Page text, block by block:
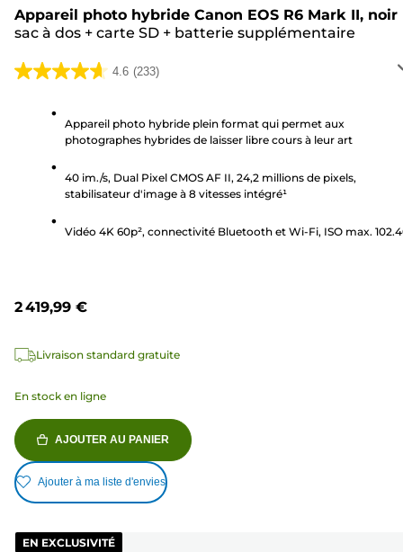
Appareil photo hybride Canon EOS R6 Mark II, noir
sac à dos + carte SD + batterie supplémentaire
4.6 (233)
4.6
Appareil photo hybride plein format qui permet aux
photographes hybrides de laisser libre cours à leur art
40 im./s, Dual Pixel CMOS AF II, 24,2 millions de pixels,
stabilisateur d'image à 8 vitesses intégré¹
Vidéo 4K 60p², connectivité Bluetooth et Wi-Fi, ISO max.
2 419,99 €
Livraison standard gratuite
En stock en ligne
AJOUTER AU PANIER
Ajouter à ma liste d'envies
EN EXCLUSIVITÉ